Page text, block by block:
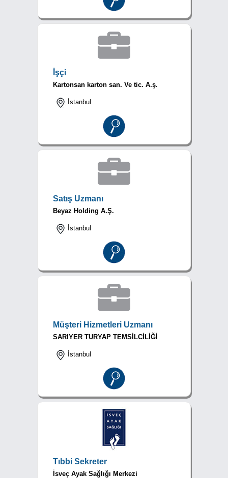
İşçi
Kartonsan karton san. Ve tic. A.ş.
İstanbul
Satış Uzmanı
Beyaz Holding A.Ş.
İstanbul
Müşteri Hizmetleri Uzmanı
SARIYER TURYAP TEMSİLCİLİĞİ
İstanbul
Tıbbi Sekreter
İsveç Ayak Sağlığı Merkezi